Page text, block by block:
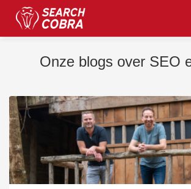
Onze blogs over SEO
zijn